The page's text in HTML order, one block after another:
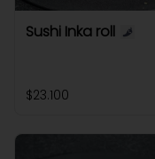
Sushi Inka roll
$23.100